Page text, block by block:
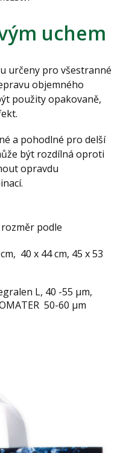
uchem
určeny pro všestranné
objemného
použity opakovaně,
a pohodlné pro delší
být rozdílná oproti
opravdu
podle
40 x 44 cm, 45 x 53
L, 40 -55 µm,
60 µm